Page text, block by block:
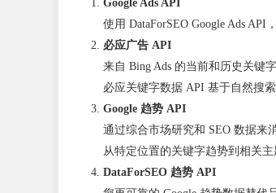
Google Ads API
使用 DataForSEO Google Ads API
必应广告 API
来自 Bing Ads 的当前和历史关键
必应关键字数据 API 基于自然搜
Google 趋势 API
通过综合市场研究和 SEO 数据来
从特定位置的关键字趋势到相关主
DataForSEO 趋势 API